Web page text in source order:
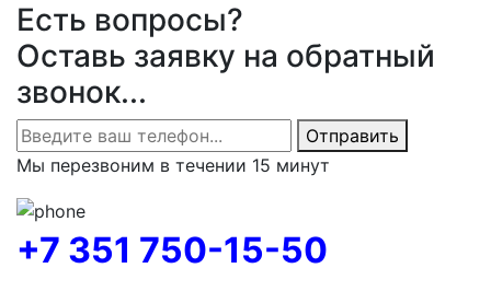
Есть вопросы?
Оставь заявку на обратный
звонок...
Отправить
Мы перезвоним в течении 15 минут
+7 351 750-15-50